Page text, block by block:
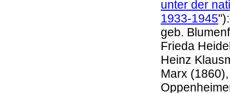
unter der
1933-1945
geb.
Frieda
Heinz
Marx